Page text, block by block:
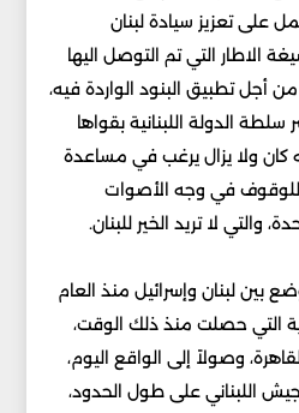
على تعزيز سيادة لبنان
الاطار التي تم التوصل اليها
من أجل تطبيق البنود الواردة فيه،
الدولة اللبنانية بقواها
كان ولا يزال يرغب في مساعدة
للوقوف في وجه الأصوات
والتي لا تريد الخير للبنان.
بين لبنان وإسرائيل منذ العام
التي حصلت منذ ذلك الوقت،
1969 واتفاق القاهرة، وصولاً إلى الواقع اليوم،
اللبناني على طول الحدود،